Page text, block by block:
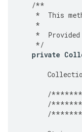
/**
*
This
*
*
Provided
*/
private
/
/
/